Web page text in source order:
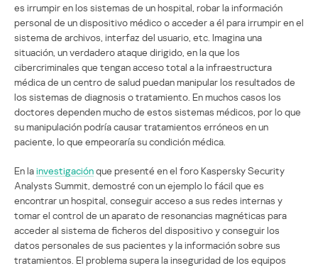
es irrumpir en los sistemas de un hospital, robar la información
personal de un dispositivo médico o acceder a él para irrumpir en el
sistema de archivos, interfaz del usuario, etc. Imagina una
situación, un verdadero ataque dirigido, en la que los
cibercriminales que tengan acceso total a la infraestructura
médica de un centro de salud puedan manipular los resultados de
los sistemas de diagnosis o tratamiento. En muchos casos los
doctores dependen mucho de estos sistemas médicos, por lo que
su manipulación podría causar tratamientos erróneos en un
paciente, lo que empeoraría su condición médica.
En lainvestigaciónque presenté en el foro Kaspersky Security
Analysts Summit, demostré con un ejemplo lo fácil que es
encontrar un hospital, conseguir acceso a sus redes internas y
tomar el control de un aparato de resonancias magnéticas para
acceder al sistema de ficheros del dispositivo y conseguir los
datos personales de sus pacientes y la información sobre sus
tratamientos. El problema supera la inseguridad de los equipos